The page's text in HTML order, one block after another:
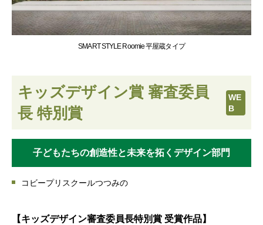
SMART STYLE Roomie 平屋蔵タイプ
キッズデザイン賞 審査委員
長 特別賞
WE
B
子どもたちの創造性と未来を拓くデザイン部門
コビープリスクールつつみの
【キッズデザイン審査委員長特別賞 受賞作品】